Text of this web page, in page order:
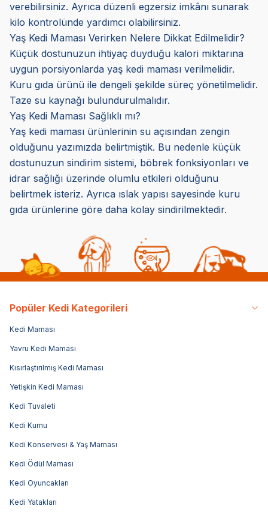
verebilirsiniz. Ayrıca düzenli egzersiz imkânı sunarak
kilo kontrolünde yardımcı olabilirsiniz.
Yaş Kedi Maması Verirken Nelere Dikkat Edilmelidir?
Küçük dostunuzun ihtiyaç duyduğu kalori miktarına
uygun porsiyonlarda yaş kedi maması verilmelidir.
Kuru gıda ürünü ile dengeli şekilde süreç yönetilmelidir.
Taze su kaynağı bulundurulmalıdır.
Yaş Kedi Maması Sağlıklı mı?
Yaş kedi maması ürünlerinin su açısından zengin
olduğunu yazımızda belirtmiştik. Bu nedenle küçük
dostunuzun sindirim sistemi, böbrek fonksiyonları ve
idrar sağlığı üzerinde olumlu etkileri olduğunu
belirtmek isteriz. Ayrıca ıslak yapısı sayesinde kuru
gıda ürünlerine göre daha kolay sindirilmektedir.
Popüler Kedi Kategorileri
Kedi Maması
Yavru Kedi Maması
Kısırlaştırılmış Kedi Maması
Yetişkin Kedi Maması
Kedi Tuvaleti
Kedi Kumu
Kedi Konservesi & Yaş Maması
Kedi Ödül Maması
Kedi Oyuncakları
Kedi Yatakları